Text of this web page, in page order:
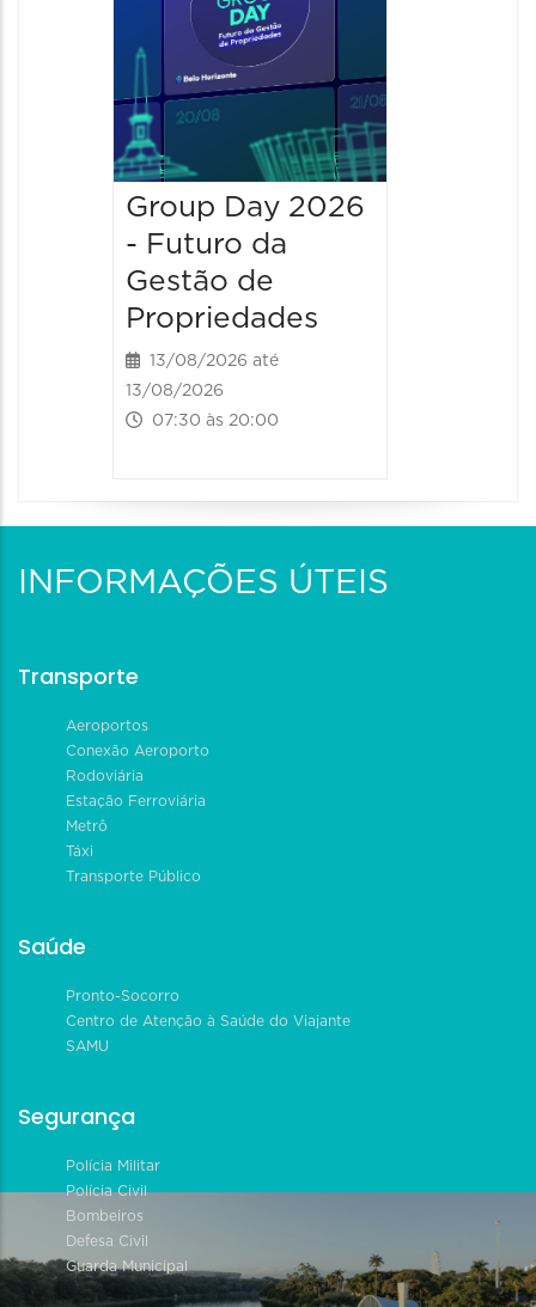
Group Day 2026
- Futuro da
Gestão de
Propriedades
13/08/2026 até
13/08/2026
07:30 às 20:00
INFORMAÇÕES ÚTEIS
Transporte
Aeroportos
Conexão Aeroporto
Rodoviária
Estação Ferroviária
Metrô
Táxi
Transporte Público
Saúde
Pronto-Socorro
Centro de Atenção à Saúde do Viajante
SAMU
Segurança
Polícia Militar
Polícia Civil
Bombeiros
Defesa Civil
Guarda Municipal